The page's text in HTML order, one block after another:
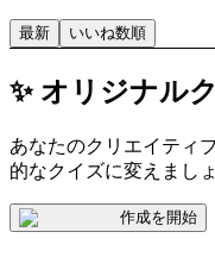
最新 いいね数順
✨ オリジナル
あなたのクリエイティ
的なクイズに変えましょ
作成を開始